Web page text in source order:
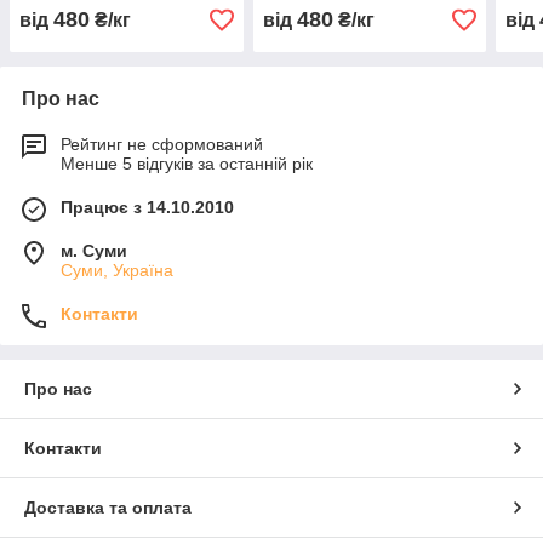
від 480 ₴/кг від 480₴/кг від
Про нас
Рейтинг не сформований
Менше 5 відгуків за останній рік
Працює з 14.10.2010
м. Суми
Суми, Україна
Контакти
Про нас
Контакти
Доставка та оплата